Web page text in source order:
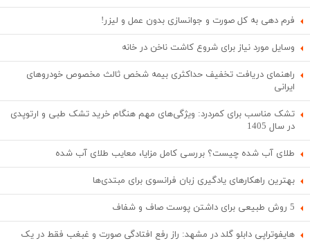
فرم دهی به کل صورت و جوانسازی بدون عمل و لیزر!
وسایل مورد نیاز برای شروع کاشت ناخن در خانه
راهنمای دریافت تخفیف حداکثری بیمه شخص ثالث مخصوص خودروهای
ایرانی
تشک مناسب برای کمردرد: ویژگی‌های مهم هنگام خرید تشک طبی و ارتوپدی
در سال 1405
طلای آب شده چیست؟ بررسی کامل مزایا، معایب طلای آب شده
بهترین راهکارهای یادگیری زبان فرانسوی برای مبتدی‌ها
5 روش طبیعی برای داشتن پوست صاف و شفاف
هایفوتراپی دابلو گلد در مشهد: راز رفع افتادگی صورت و غبغب فقط در یک